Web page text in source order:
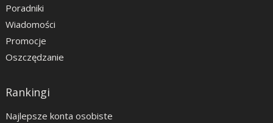
Poradniki
Wiadomości
Promocje
Oszczędzanie
Rankingi
Najlepsze konta osobiste